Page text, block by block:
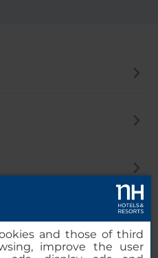
and those of third
improve the user